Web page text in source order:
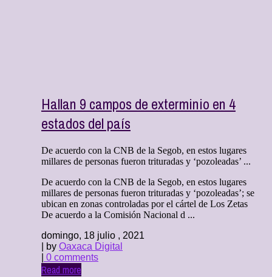
Hallan 9 campos de exterminio en 4
estados del país
De acuerdo con la CNB de la Segob, en estos lugares
millares de personas fueron trituradas y ‘pozoleadas’ ...
De acuerdo con la CNB de la Segob, en estos lugares
millares de personas fueron trituradas y ‘pozoleadas’; se
ubican en zonas controladas por el cártel de Los Zetas
De acuerdo a la Comisión Nacional d ...
domingo, 18 julio , 2021
| by Oaxaca Digital
0 comments
Read more